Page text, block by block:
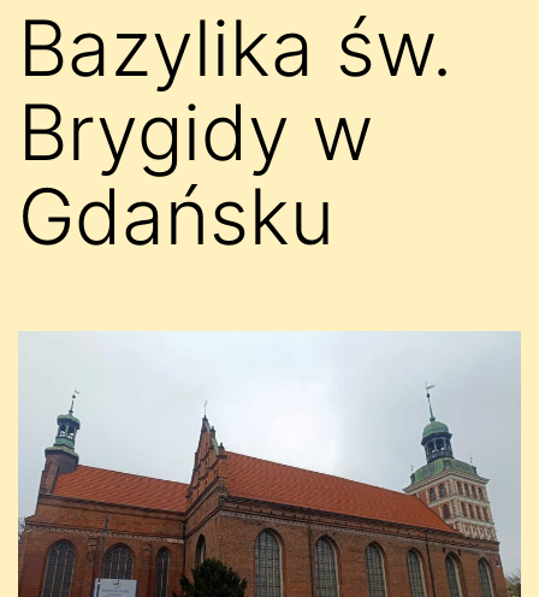
Bazylika św.
Brygidy w
Gdańsku